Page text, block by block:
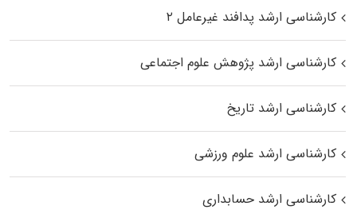
کارشناسی ارشد پدافند غیرعامل ۲
کارشناسی ارشد پژوهش علوم اجتماعی
کارشناسی ارشد تاریخ
کارشناسی ارشد علوم ورزشی
کارشناسی ارشد حسابداری